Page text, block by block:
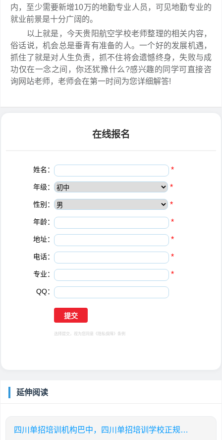
内，至少需要新增10万的地勤专业人员，可见地勤专业的
就业前景是十分广阔的。
以上就是，今天贵阳航空学校老师整理的相关内容，
俗话说，机会总是垂青有准备的人。一个好的发展机遇，
抓住了就是对人生负责，抓不住将会遗憾终身，失败与成
功仅在一念之间，你还犹豫什么?感兴趣的同学可直接咨
询网站老师，老师会在第一时间为您详细解答!
在线报名
姓名： *
年级： *
性别： *
年龄： *
地址： *
电话： *
专业： *
QQ：
选择提交，视为您同意 《隐私保障》 条例
延伸阅读
四川单招培训机构巴中，四川单招培训学校正规学校